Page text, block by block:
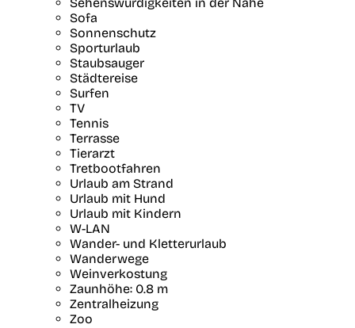
Sofa
Sonnenschutz
Sporturlaub
Staubsauger
Städtereise
Surfen
TV
Tennis
Terrasse
Tierarzt
Tretbootfahren
Urlaub am Strand
Urlaub mit Hund
Urlaub mit Kindern
W-LAN
Wander- und Kletterurlaub
Wanderwege
Weinverkostung
Zaunhöhe: 0.8 m
Zentralheizung
Zoo